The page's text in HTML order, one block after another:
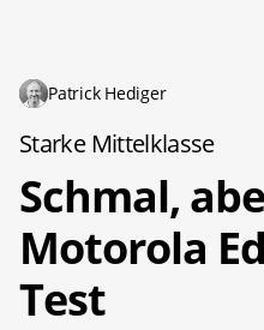
Patrick Hediger
Starke Mittelklasse
Schmal,
Motorola
Test